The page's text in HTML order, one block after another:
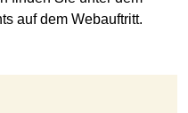
auf dem Webauftritt.